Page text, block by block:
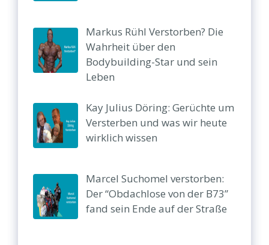
Markus Rühl Verstorben? Die
Wahrheit über den
Bodybuilding-Star und sein
Leben
Kay Julius Döring: Gerüchte um
Versterben und was wir heute
wirklich wissen
Marcel Suchomel verstorben:
Der “Obdachlose von der B73”
fand sein Ende auf der Straße